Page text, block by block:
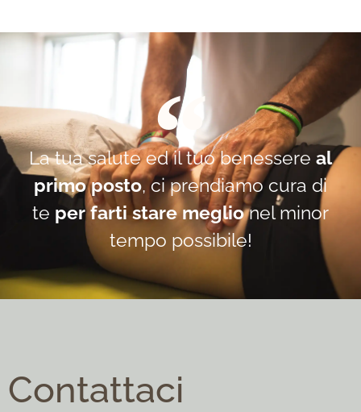
La tua salute ed il tuo benessere al
primo posto, ci prendiamo cura di
te per farti stare meglionel minor
tempo possibile!
Contattaci